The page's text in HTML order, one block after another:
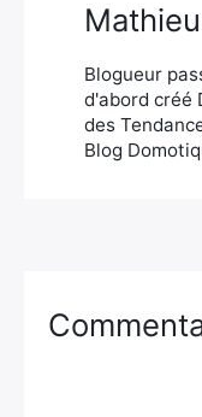
Blogueur
d'abord créé
des
Blog
Rechercher
: